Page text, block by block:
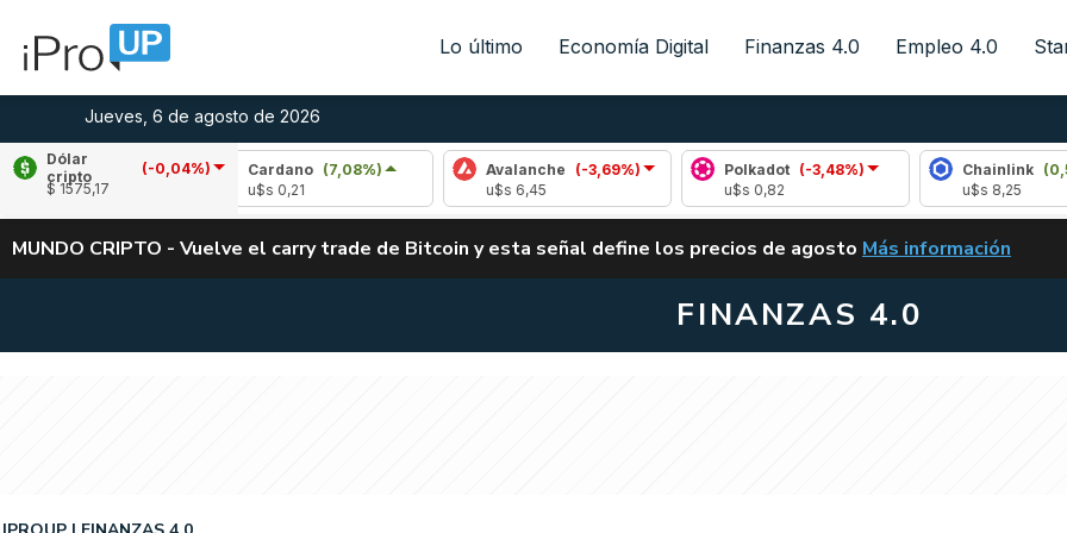
Lo último Economía Digital Finanzas 4.0 Empleo 4.0
Jueves, 6 de agosto de 2026
Dólar
cripto
(-0,04%)
$ 1575,17
Cardano
(7,08%)
Avalanche
(-3,69%)
Polkadot
(-3,48%)
Chainlink
(0,51%)
ALERTA
MUNDO CRIPTO - Vuelve el carry trade de Bitcoin y esta señal define los precios de agosto VUELVE EL CARRY
Más información
FINANZAS 4.0